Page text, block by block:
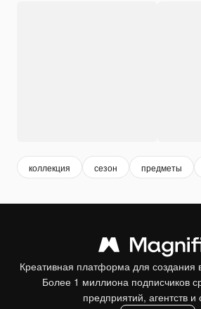
коллекция сезон предметы
Креативная платформа для создания
Более 1 миллиона подписчиков
предприятий, агентств и